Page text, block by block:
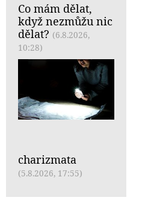
Co mám dělat,
když nezmůžu nic
dělat? (6.8.2026,
10:28)
charizmata
(5.8.2026, 17:55)